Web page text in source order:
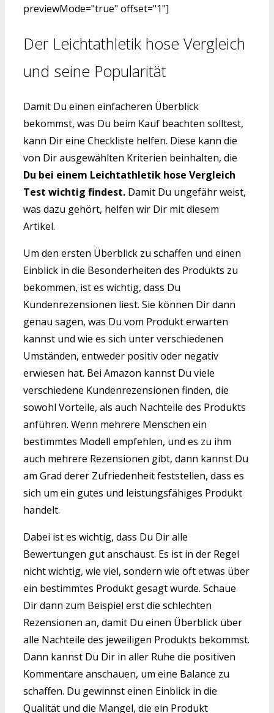
previewMode="true" offset="1"]
Der Leichtathletik hose Vergleich
und seine Popularität
Damit Du einen einfacheren Überblick
bekommst, was Du beim Kauf beachten solltest,
kann Dir eine Checkliste helfen. Diese kann die
von Dir ausgewählten Kriterien beinhalten, die
Du bei einem Leichtathletik hose Vergleich
Test wichtig findest. Damit Du ungefähr weist,
was dazu gehört, helfen wir Dir mit diesem
Artikel.
Um den ersten Überblick zu schaffen und einen
Einblick in die Besonderheiten des Produkts zu
bekommen, ist es wichtig, dass Du
Kundenrezensionen liest. Sie können Dir dann
genau sagen, was Du vom Produkt erwarten
kannst und wie es sich unter verschiedenen
Umständen, entweder positiv oder negativ
erwiesen hat. Bei Amazon kannst Du viele
verschiedene Kundenrezensionen finden, die
sowohl Vorteile, als auch Nachteile des Produkts
anführen. Wenn mehrere Menschen ein
bestimmtes Modell empfehlen, und es zu ihm
auch mehrere Rezensionen gibt, dann kannst Du
am Grad derer Zufriedenheit feststellen, dass es
sich um ein gutes und leistungsfähiges Produkt
handelt.
Dabei ist es wichtig, dass Du Dir alle
Bewertungen gut anschaust. Es ist in der Regel
nicht wichtig, wie viel, sondern wie oft etwas über
ein bestimmtes Produkt gesagt wurde. Schaue
Dir dann zum Beispiel erst die schlechten
Rezensionen an, damit Du einen Überblick über
alle Nachteile des jeweiligen Produkts bekommst.
Dann kannst Du Dir in aller Ruhe die positiven
Kommentare anschauen, um eine Balance zu
schaffen. Du gewinnst einen Einblick in die
Qualität und die Mangel, die ein Produkt